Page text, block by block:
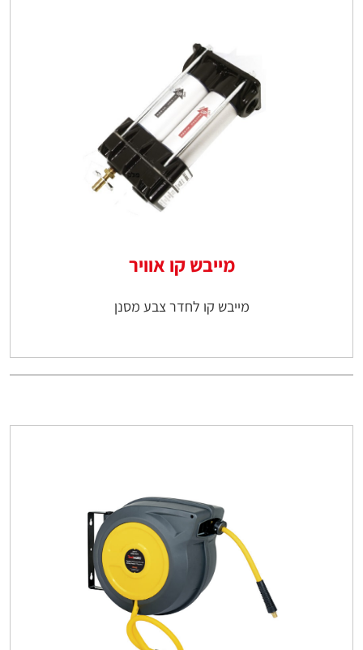
מייבש קו אוויר
מייבש קו לחדר צבע מסנן